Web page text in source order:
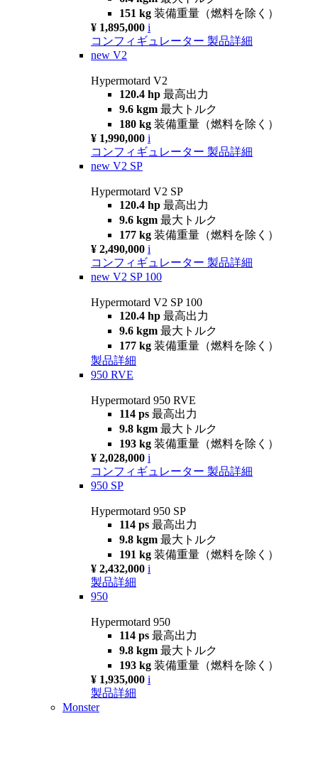
151 kg 装備重量（燃料を除く）
¥ 1,895,000 i
コンフィギュレーター 製品詳細
new V2
Hypermotard V2
120.4 hp 最高出力
9.6 kgm 最大トルク
180 kg 装備重量（燃料を除く）
¥ 1,990,000 i
コンフィギュレーター 製品詳細
new V2 SP
Hypermotard V2 SP
120.4 hp 最高出力
9.6 kgm 最大トルク
177 kg 装備重量（燃料を除く）
¥ 2,490,000 i
コンフィギュレーター 製品詳細
new V2 SP 100
Hypermotard V2 SP 100
120.4 hp 最高出力
9.6 kgm 最大トルク
177 kg 装備重量（燃料を除く）
製品詳細
950 RVE
Hypermotard 950 RVE
114 ps 最高出力
9.8 kgm 最大トルク
193 kg 装備重量（燃料を除く）
¥ 2,028,000 i
コンフィギュレーター 製品詳細
950 SP
Hypermotard 950 SP
114 ps 最高出力
9.8 kgm 最大トルク
191 kg 装備重量（燃料を除く）
¥ 2,432,000 i
製品詳細
950
Hypermotard 950
114 ps 最高出力
9.8 kgm 最大トルク
193 kg 装備重量（燃料を除く）
¥ 1,935,000 i
製品詳細
Monster